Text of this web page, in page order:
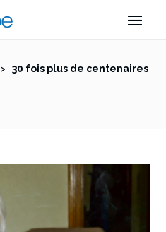
>
30 fois plus de centenaires